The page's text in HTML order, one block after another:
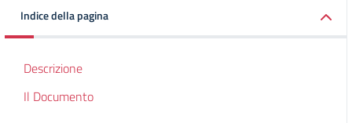
Indice della pagina
Descrizione
Il Documento